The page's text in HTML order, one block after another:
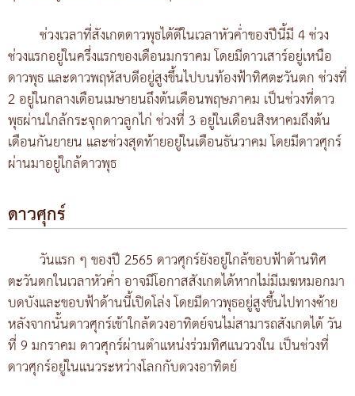
ช่วงเวลาที่สังเกตดาวพุธได้ดีในเวลาหัวค่ำของปีนี้มี 4 ช่วง
ช่วงแรกอยู่ในครึ่งแรกของเดือนมกราคม โดยมีดาวเสาร์อยู่เหนือ
ดาวพุธ และดาวพฤหัสบดีอยู่สูงขึ้นไปบนท้องฟ้าทิศตะวันตก ช่วงที่
2 อยู่ในกลางเดือนเมษายนถึงต้นเดือนพฤษภาคม เป็นช่วงที่ดาว
พุธผ่านใกล้กระจุกดาวลูกไก่ ช่วงที่ 3 อยู่ในเดือนสิงหาคมถึงต้น
เดือนกันยายน และช่วงสุดท้ายอยู่ในเดือนธันวาคม โดยมีดาวศุกร์
ผ่านมาอยู่ใกล้ดาวพุธ
ดาวศุกร์
วันแรก ๆ ของปี 2565 ดาวศุกร์ยังอยู่ใกล้ขอบฟ้าด้านทิศ
ตะวันตกในเวลาหัวค่ำ อาจมีโอกาสสังเกตได้หากไม่มีเมฆหมอกมา
บดบังและขอบฟ้าด้านนี้เปิดโล่ง โดยมีดาวพุธอยู่สูงขึ้นไปทางซ้าย
หลังจากนั้นดาวศุกร์เข้าใกล้ดวงอาทิตย์จนไม่สามารถสังเกตได้ วัน
ที่ 9 มกราคม ดาวศุกร์ผ่านตำแหน่งร่วมทิศแนววงใน เป็นช่วงที่
ดาวศุกร์อยู่ในแนวระหว่างโลกกับดวงอาทิตย์